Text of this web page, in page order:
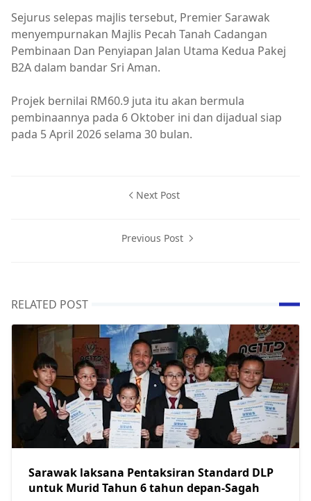
Sejurus selepas majlis tersebut, Premier Sarawak
menyempurnakan Majlis Pecah Tanah Cadangan
Pembinaan Dan Penyiapan Jalan Utama Kedua Pakej
B2A dalam bandar Sri Aman.
Projek bernilai RM60.9 juta itu akan bermula
pembinaannya pada 6 Oktober ini dan dijadual siap
pada 5 April 2026 selama 30 bulan.
Next Post
Previous Post
RELATED POST
Sarawak laksana Pentaksiran Standard DLP
untuk Murid Tahun 6 tahun depan-Sagah